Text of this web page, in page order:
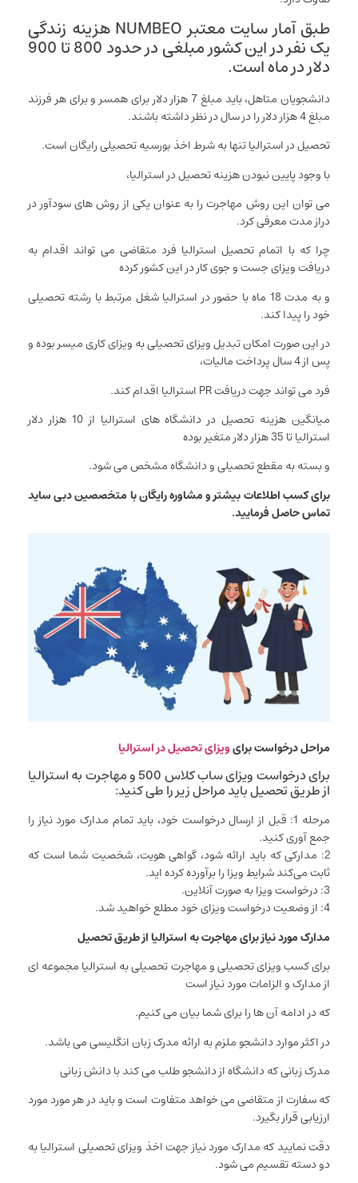
طبق آمار سایت معتبر NUMBEO هزینه زندگی
یک نفر در این کشور مبلغی در حدود 800 تا 900
دلار در ماه است.
دانشجویان متاهل، باید مبلغ 7 هزار دلار برای همسر و برای هر فرزند
مبلغ 4 هزار دلار را در سال در نظر داشته باشند.
تحصیل در استرالیا تنها به شرط اخذ بورسیه تحصیلی رایگان است.
با وجود پایین نبودن هزینه تحصیل در استرالیا،
می توان این روش مهاجرت را به عنوان یکی از روش های سودآور در
دراز مدت معرفی کرد.
چرا که با اتمام تحصیل استرالیا فرد متقاضی می تواند اقدام به
دریافت ویزای جست و جوی کار در این کشور کرده
و به مدت 18 ماه با حضور در استرالیا شغل مرتبط با رشته تحصیلی
خود را پیدا کند.
در این صورت امکان تبدیل ویزای تحصیلی به ویزای کاری میسر بوده و
پس از 4 سال پرداخت مالیات،
فرد می تواند جهت دریافت PR استرالیا اقدام کند.
میانگین هزینه تحصیل در دانشگاه های استرالیا از 10 هزار دلار
استرالیا تا 35 هزار دلار متغیر بوده
و بسته به مقطع تحصیلی و دانشگاه مشخص می شود.
برای کسب اطلاعات بیشتر و مشاوره رایگان با متخصصین دبی ساید
تماس حاصل فرمایید.
مراحل درخواست برایویزای تحصیل در استرالیا
برای درخواست ویزای ساب کلاس 500 و مهاجرت به استرالیا
از طریق تحصیل باید مراحل زیر را طی کنید:
مرحله 1: قبل از ارسال درخواست خود، باید تمام مدارک مورد نیاز را
جمع آوری کنید.
2: مدارکی که باید ارائه شود، گواهی هویت، شخصیت شما است که
ثابت می‌کند شرایط ویزا را برآورده کرده اید.
3: درخواست ویزا به صورت آنلاین.
4: از وضعیت درخواست ویزای خود مطلع خواهید شد.
مدارک مورد نیاز برای مهاجرت به استرالیا از طریق تحصیل
برای کسب ویزای تحصیلی و مهاجرت تحصیلی به استرالیا مجموعه ای
از مدارک و الزامات مورد نیاز است
که در ادامه آن ها را برای شما بیان می کنیم.
در اکثر موارد دانشجو ملزم به ارائه مدرک زبان انگلیسی می باشد.
مدرک زبانی که دانشگاه از دانشجو طلب می کند با دانش زبانی
که سفارت از متقاضی می خواهد متفاوت است و باید در هر مورد مورد
ارزیابی قرار بگیرد.
دقت نمایید که مدارک مورد نیاز جهت اخذ ویزای تحصیلی استرالیا به
دو دسته تقسیم می‌ شود.